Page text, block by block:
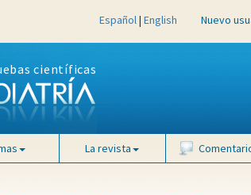
Español| English Nuevo
científicas
La revista